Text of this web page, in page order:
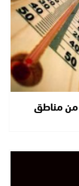
من مناطق